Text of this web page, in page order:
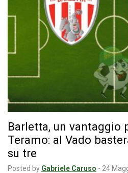
Barletta, un vantaggio
Teramo: al Vado
su tre
Posted by Gabriele Caruso - 24